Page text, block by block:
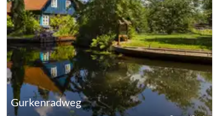
Gurkenradweg